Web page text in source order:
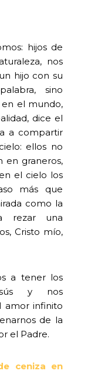
hijos de
nos
hijo con su
sino
el mundo,
dice el
a compartir
ellos no
en graneros,
el cielo los
más que
como la
rezar una
Cristo mío,
a tener los
y nos
amor infinito
de la
el Padre.
ceniza en